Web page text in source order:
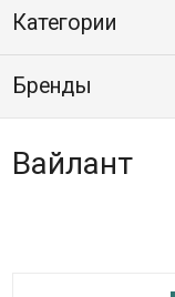
Категории
Бренды
Вайлант